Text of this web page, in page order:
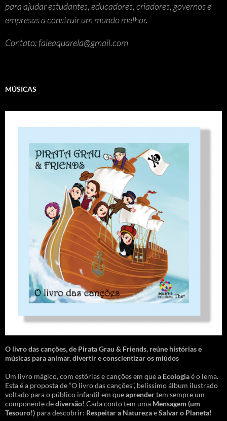
para ajudar estudantes, educadores, criadores, governos e
empresas a construir um mundo melhor.
Contato: faleaquarela@gmail.com
MÚSICAS
O livro das canções,de Pirata Grau & Friends, reúne histórias e
músicas para animar, divertir e conscientizar os miúdos
Um livro mágico, com estórias e canções em que a Ecologiaé o lema.
Esta é a proposta de “O livro das canções”, belíssimo álbum ilustrado
voltado para o público infantil em queaprendertem sempre um
componente dediversão! Cada conto tem uma Mensagem (um
Tesouro!) para descobrir: Respeitar a NaturezaeSalvar o Planeta!